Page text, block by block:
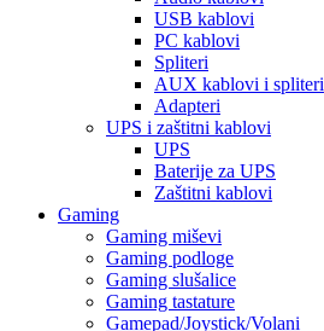
USB kablovi
PC kablovi
Spliteri
AUX kablovi i spliteri
Adapteri
UPS i zaštitni kablovi
UPS
Baterije za UPS
Zaštitni kablovi
Gaming
Gaming miševi
Gaming podloge
Gaming slušalice
Gaming tastature
Gamepad/Joystick/Volani